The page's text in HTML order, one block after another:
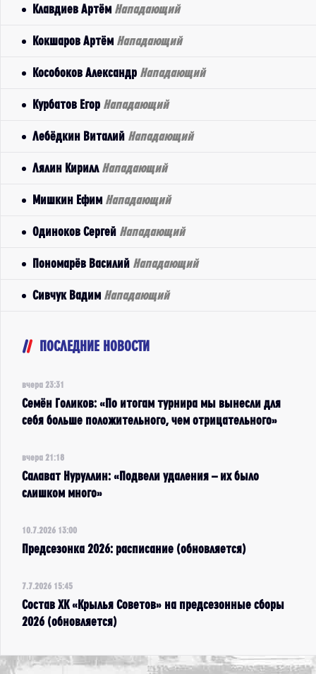
Клавдиев Артём Нападающий
Кокшаров Артём Нападающий
Кособоков Александр Нападающий
Курбатов Егор Нападающий
Лебёдкин Виталий Нападающий
Лялин Кирилл Нападающий
Мишкин Ефим Нападающий
Одиноков Сергей Нападающий
Пономарёв Василий Нападающий
Сивчук Вадим Нападающий
ПОСЛЕДНИЕ НОВОСТИ
вчера 23:31
Семён Голиков: «По итогам турнира мы вынесли для
себя больше положительного, чем отрицательного»
вчера 21:18
Салават Нуруллин: «Подвели удаления – их было
слишком много»
10.7.2026 13:00
Предсезонка 2026: расписание (обновляется)
7.7.2026 15:45
Состав ХК «Крылья Советов» на предсезонные сборы
2026 (обновляется)